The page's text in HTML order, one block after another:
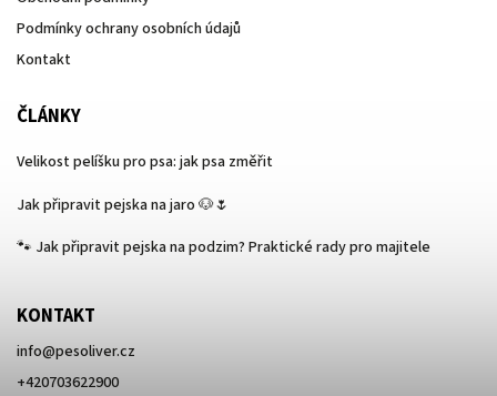
Podmínky ochrany osobních údajů
Kontakt
ČLÁNKY
Velikost pelíšku pro psa: jak psa změřit
Jak připravit pejska na jaro 🐶🌷
🐾 Jak připravit pejska na podzim? Praktické rady pro majitele
KONTAKT
info@pesoliver.cz
+420703622900